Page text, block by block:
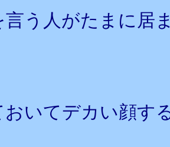
言う人がたまに居
いてデカい顔す